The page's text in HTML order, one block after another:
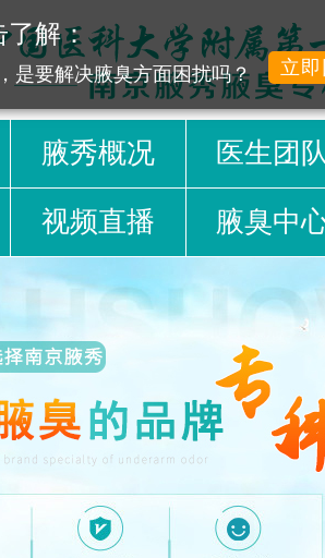
腋秀概况 医生团
视频直播 腋臭中
了解：
是要解决腋臭方面困扰吗？ 立